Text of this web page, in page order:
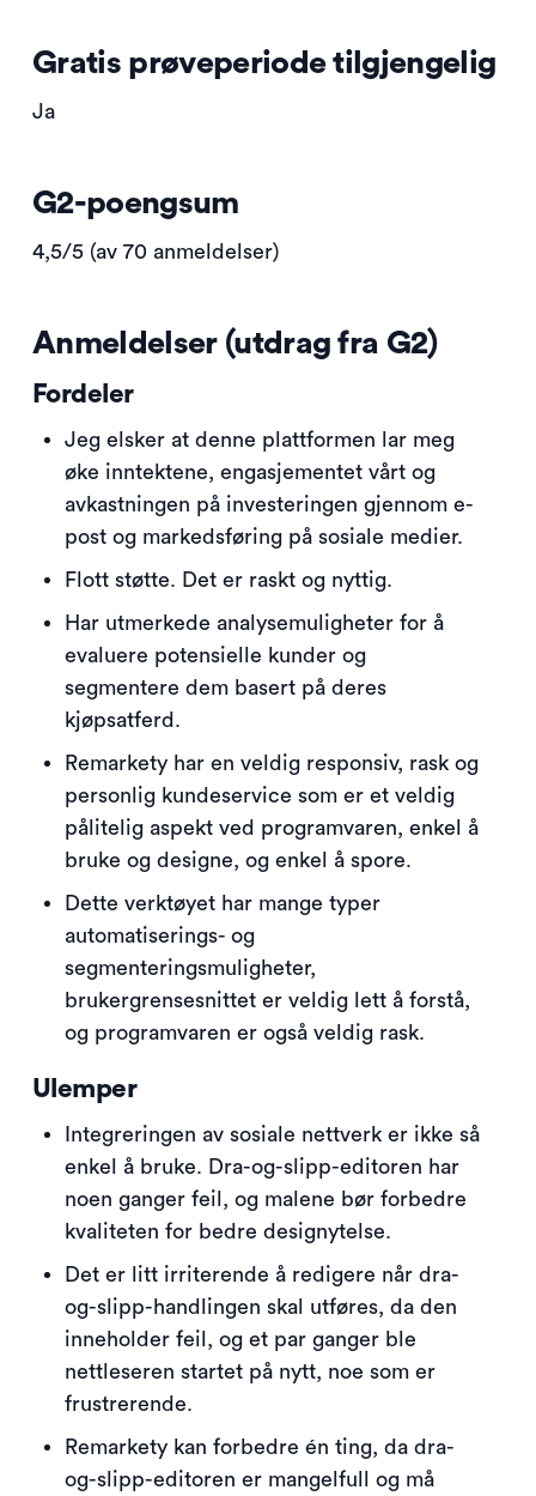
Gratis prøveperiode tilgjengelig
Ja
G2-poengsum
4,5/5 (av 70 anmeldelser)
Anmeldelser (utdrag fra G2)
Fordeler
Jeg elsker at denne plattformen lar meg
øke inntektene, engasjementet vårt og
avkastningen på investeringen gjennom e-
post og markedsføring på sosiale medier.
Flott støtte. Det er raskt og nyttig.
Har utmerkede analysemuligheter for å
evaluere potensielle kunder og
segmentere dem basert på deres
kjøpsatferd.
Remarkety har en veldig responsiv, rask og
personlig kundeservice som er et veldig
pålitelig aspekt ved programvaren, enkel å
bruke og designe, og enkel å spore.
Dette verktøyet har mange typer
automatiserings- og
segmenteringsmuligheter,
brukergrensesnittet er veldig lett å forstå,
og programvaren er også veldig rask.
Ulemper
Integreringen av sosiale nettverk er ikke så
enkel å bruke. Dra-og-slipp-editoren har
noen ganger feil, og malene bør forbedre
kvaliteten for bedre designytelse.
Det er litt irriterende å redigere når dra-
og-slipp-handlingen skal utføres, da den
inneholder feil, og et par ganger ble
nettleseren startet på nytt, noe som er
frustrerende.
Remarkety kan forbedre én ting, da dra-
og-slipp-editoren er mangelfull og må